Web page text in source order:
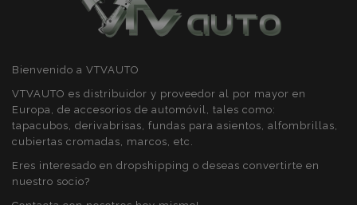
Bienvenido a VTVAUTO
VTVAUTO es distribuidor y proveedor al por mayor en
Europa, de accesorios de automóvil, tales como:
tapacubos, derivabrisas, fundas para asientos, alfombrillas,
cubiertas cromadas, marcos, etc.
Eres interesado en dropshipping o deseas convertirte en
nuestro socio?
Cookies de
preferencias
Cookies de
Cookies de preferencias